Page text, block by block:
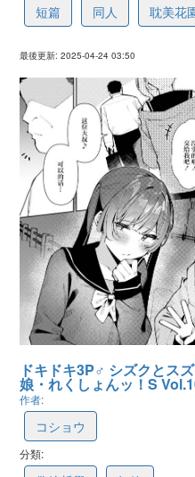
短篇 同人 耽美花
最後更新: 2025-04-24 03:50
ドキドキ3P♂ シズクとス
娘・れくしょんッ！S
作者:
コショウ
分類: